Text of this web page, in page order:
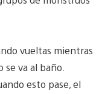
vueltas mientras
va al baño.
esto pase, el